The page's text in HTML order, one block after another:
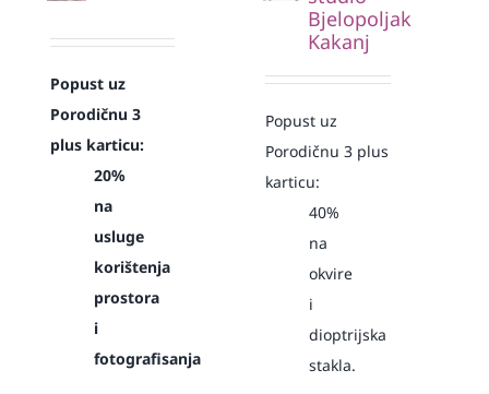
Popust uz
Porodičnu 3
plus karticu:
20%
na
usluge
korištenja
prostora
i
fotografisanja
Bjelopoljak
Kakanj
Popust uz
Porodičnu 3 plus
karticu:
40%
na
okvire
i
dioptrijska
stakla.